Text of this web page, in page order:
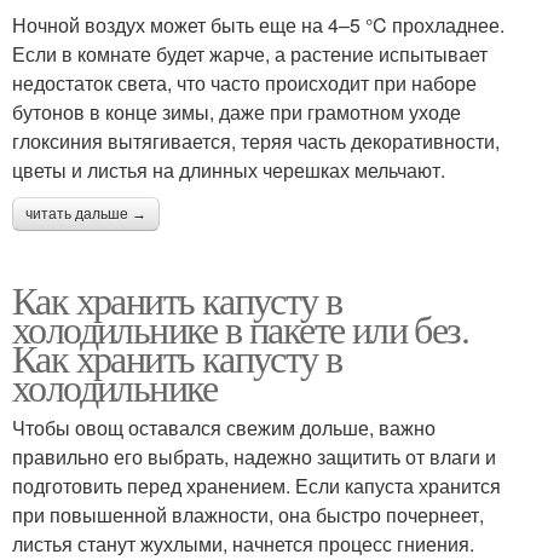
Ночной воздух может быть еще на 4–5 °C прохладнее.
Если в комнате будет жарче, а растение испытывает
недостаток света, что часто происходит при наборе
бутонов в конце зимы, даже при грамотном уходе
глоксиния вытягивается, теряя часть декоративности,
цветы и листья на длинных черешках мельчают.
читать дальше →
Как хранить капусту в
холодильнике в пакете или без.
Как хранить капусту в
холодильнике
Чтобы овощ оставался свежим дольше, важно
правильно его выбрать, надежно защитить от влаги и
подготовить перед хранением. Если капуста хранится
при повышенной влажности, она быстро почернеет,
листья станут жухлыми, начнется процесс гниения.